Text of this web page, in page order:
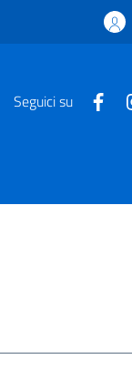
Seguici su